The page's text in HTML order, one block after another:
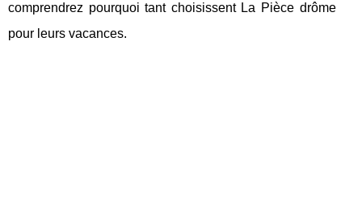
comprendrez pourquoi tant choisissent La Pièce drôme
pour leurs vacances.